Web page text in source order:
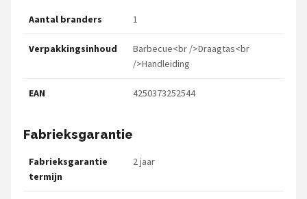
Aantal branders 1
Verpakkingsinhoud
Barbecue<br />Draagtas<br
/>Handleiding
EAN 4250373252544
Fabrieksgarantie
Fabrieksgarantie
termijn
2 jaar